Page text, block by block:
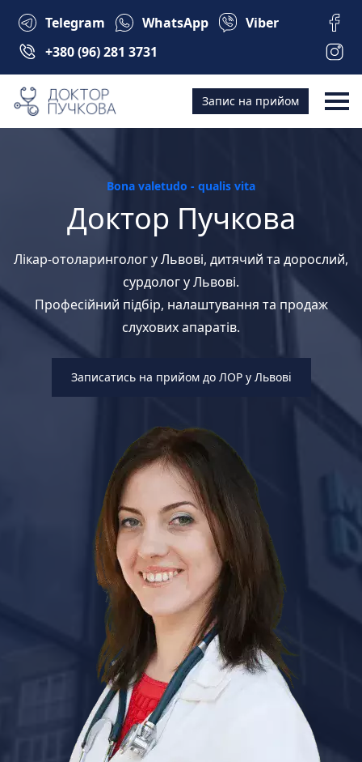
Telegram WhatsApp
Viber
+380 (96) 281 3731
Запис на прийом
Bona valetudo - qualis vita
Доктор Пучкова
Лікар-отоларинголог у Львові, дитячий та дорослий,
сурдолог у Львові.
Професійний підбір, налаштування та продаж
слухових апаратів.
Записатись на прийом до ЛОР у Львові